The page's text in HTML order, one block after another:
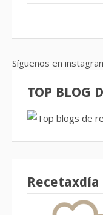
Síguenos en
TOP BLOG
Recetaxdía